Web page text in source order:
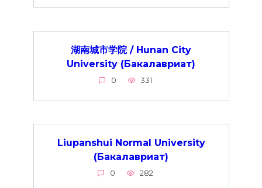
湖南城市学院 / Hunan City
University (Бакалавриат)
0 331
Liupanshui Normal University
(Бакалавриат)
0 282